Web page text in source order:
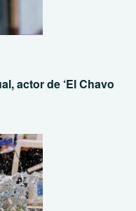
actor de ‘El Chavo